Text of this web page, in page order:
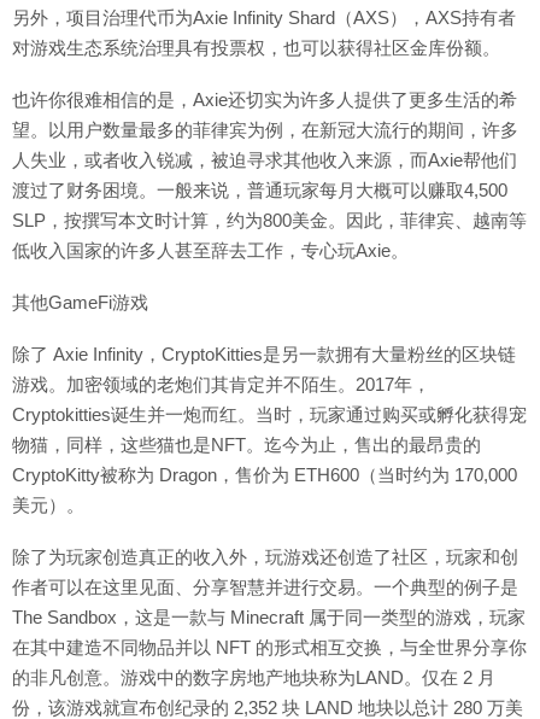
另外，项目治理代币为Axie Infinity Shard（AXS），AXS持有者
对游戏生态系统治理具有投票权，也可以获得社区金库份额。
也许你很难相信的是，Axie还切实为许多人提供了更多生活的希
望。以用户数量最多的菲律宾为例，在新冠大流行的期间，许多
人失业，或者收入锐减，被迫寻求其他收入来源，而Axie帮他们
渡过了财务困境。一般来说，普通玩家每月大概可以赚取4,500
SLP，按撰写本文时计算，约为800美金。因此，菲律宾、越南等
低收入国家的许多人甚至辞去工作，专心玩Axie。
其他GameFi游戏
除了 Axie Infinity，CryptoKitties是另一款拥有大量粉丝的区块链
游戏。加密领域的老炮们其肯定并不陌生。2017年，
Cryptokitties诞生并一炮而红。当时，玩家通过购买或孵化获得宠
物猫，同样，这些猫也是NFT。迄今为止，售出的最昂贵的
CryptoKitty被称为 Dragon，售价为 ETH600（当时约为 170,000
美元）。
除了为玩家创造真正的收入外，玩游戏还创造了社区，玩家和创
作者可以在这里见面、分享智慧并进行交易。一个典型的例子是
The Sandbox，这是一款与 Minecraft 属于同一类型的游戏，玩家
在其中建造不同物品并以 NFT 的形式相互交换，与全世界分享你
的非凡创意。游戏中的数字房地产地块称为LAND。仅在 2 月
份，该游戏就宣布创纪录的 2,352 块 LAND 地块以总计 280 万美